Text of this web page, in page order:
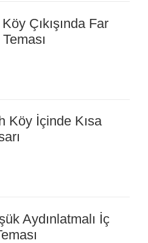
Çıkışında Far
Köy İçinde Kısa
Aydınlatmalı İç